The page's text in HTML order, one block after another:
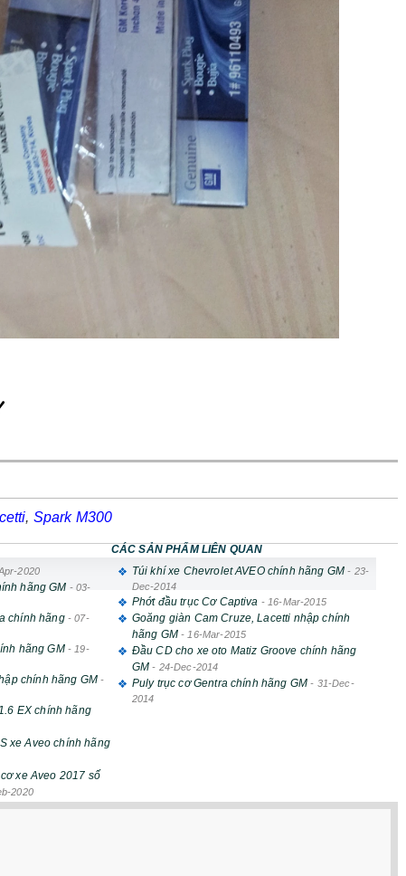
, Spark M300
2020
hãng GM -03-
chính hãng-07-
hãng GM- 19-
chính hãng GM -
EX chính hãng
xe Aveo chính hãng
xe Aveo 2017 số
2020
CÁC SẢN PHẨM LIÊN QUAN
Túi khí xe Chevrolet AVEO chính hãng GM - 23-
Dec-2014
Phớt đầu trục Cơ Captiva - 16-Mar-2015
Goăng giàn Cam Cruze, Lacetti nhập chính
hãng GM- 16-Mar-2015
Đầu CD cho xe oto Matiz Groove chính hãng
GM - 24-Dec-2014
Puly trục cơ Gentra chính hãng GM - 31-Dec-
2014